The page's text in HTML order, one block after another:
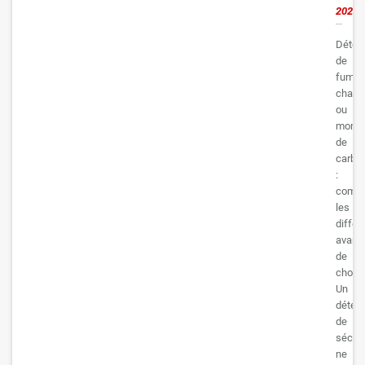
2026
de
ou
de
:
les
avant
de
Un
de
ne